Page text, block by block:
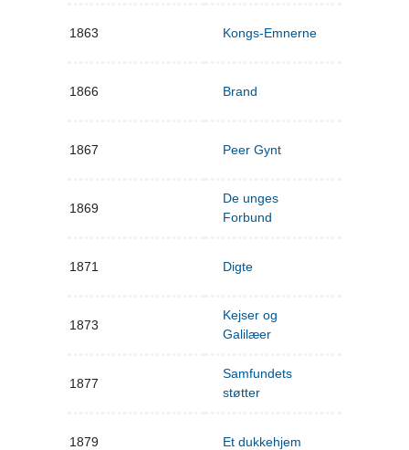
1863 Kongs-Emnerne
1866 Brand
1867 Peer Gynt
1869
De unges
Forbund
1871 Digte
1873
Kejser og
Galilæer
1877
Samfundets
støtter
1879 Et dukkehjem